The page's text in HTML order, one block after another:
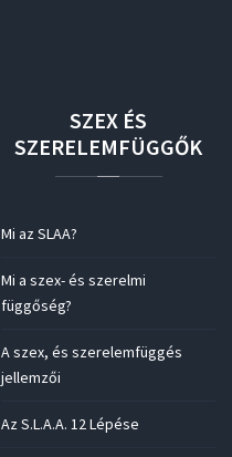
SZEX ÉS
SZERELEMFÜGGŐK
Mi az SLAA?
Mi a szex- és szerelmi
függőség?
A szex, és szerelemfüggés
jellemzői
Az S.L.A.A. 12 Lépése